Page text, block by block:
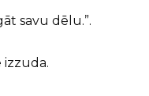
savu dēlu.”.
izzuda.